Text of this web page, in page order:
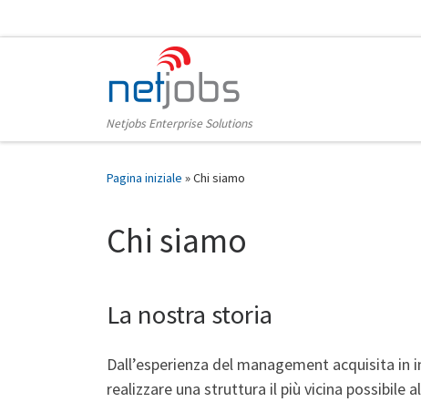
Netjobs Enterprise Solutions
Pagina iniziale »Chi siamo
Chi siamo
La nostra storia
Dall’esperienza del management acquisita
realizzare una struttura il più vicina possibile